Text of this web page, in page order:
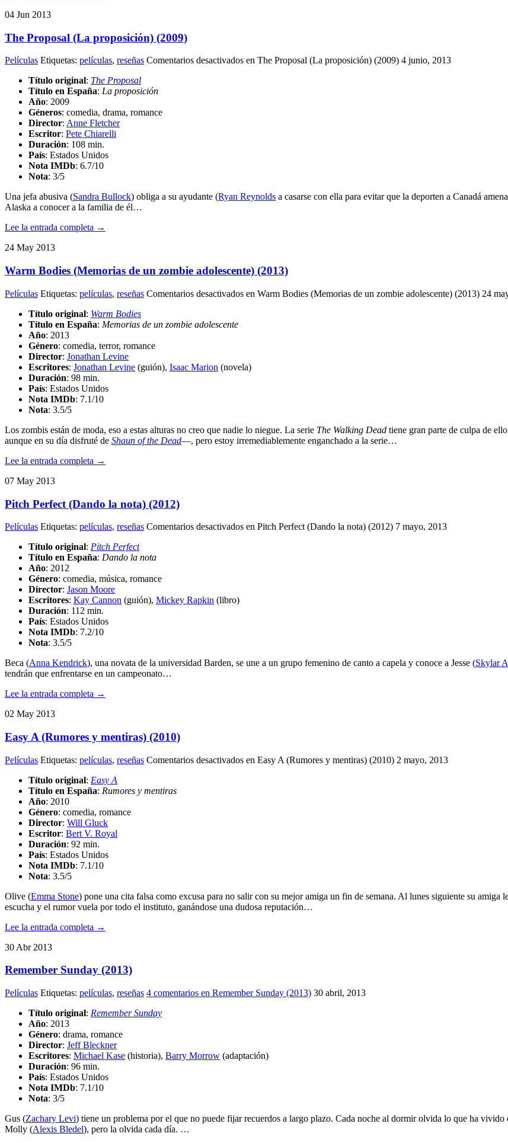
04 Jun 2013
The Proposal (La proposición) (2009)
Películas Etiquetas: películas, reseñas Comentarios desactivados en The Proposal (La proposición) (2009) 4 junio, 2013
Título original: The Proposal
Título en España: La proposición
Año: 2009
Géneros: comedia, drama, romance
Director: Anne Fletcher
Escritor: Pete Chiarelli
Duración: 108 min.
País: Estados Unidos
Nota IMDb: 6.7/10
Nota: 3/5
Una jefa abusiva (Sandra Bullock) obliga a su ayudante (Ryan Reynolds a casarse con ella para evitar que la deporten a Canadá
Alaska a conocer a la familia de él…
Lee la entrada completa →
24 May 2013
Warm Bodies (Memorias de un zombie adolescente) (2013)
Películas Etiquetas: películas, reseñas Comentarios desactivados en Warm Bodies (Memorias de un zombie adolescente) (2013) 24
Título original: Warm Bodies
Título en España: Memorias de un zombie adolescente
Año: 2013
Género: comedia, terror, romance
Director: Jonathan Levine
Escritores: Jonathan Levine (guión), Isaac Marion (novela)
Duración: 98 min.
País: Estados Unidos
Nota IMDb: 7.1/10
Nota: 3.5/5
Los zombis están de moda, eso a estas alturas no creo que nadie lo niegue. La serie The Walking Dead tiene gran parte de culpa de
aunque en su día disfruté de Shaun of the Dead—, pero estoy irremediablemente enganchado a la serie…
Lee la entrada completa →
07 May 2013
Pitch Perfect (Dando la nota) (2012)
Películas Etiquetas: películas, reseñas Comentarios desactivados en Pitch Perfect (Dando la nota) (2012) 7 mayo, 2013
Título original: Pitch Perfect
Título en España: Dando la nota
Año: 2012
Género: comedia, música, romance
Director: Jason Moore
Escritores: Kay Cannon (guión), Mickey Rapkin (libro)
Duración: 112 min.
País: Estados Unidos
Nota IMDb: 7.2/10
Nota: 3.5/5
Beca (Anna Kendrick), una novata de la universidad Barden, se une a un grupo femenino de canto a capela y conoce a Jesse (Skylar
tendrán que enfrentarse en un campeonato…
Lee la entrada completa →
02 May 2013
Easy A (Rumores y mentiras) (2010)
Películas Etiquetas: películas, reseñas Comentarios desactivados en Easy A (Rumores y mentiras) (2010) 2 mayo, 2013
Título original: Easy A
Título en España: Rumores y mentiras
Año: 2010
Género: comedia, romance
Director: Will Gluck
Escritor: Bert V. Royal
Duración: 92 min.
País: Estados Unidos
Nota IMDb: 7.1/10
Nota: 3.5/5
Olive (Emma Stone) pone una cita falsa como excusa para no salir con su mejor amiga un fin de semana. Al lunes siguiente su
escucha y el rumor vuela por todo el instituto, ganándose una dudosa reputación…
Lee la entrada completa →
30 Abr 2013
Remember Sunday (2013)
Películas Etiquetas: películas, reseñas 4 comentarios en Remember Sunday (2013) 30 abril, 2013
Título original: Remember Sunday
Año: 2013
Género: drama, romance
Director: Jeff Bleckner
Escritores: Michael Kase (historia), Barry Morrow (adaptación)
Duración: 96 min.
País: Estados Unidos
Nota IMDb: 7.1/10
Nota: 3/5
Gus (Zachary Levi) tiene un problema por el que no puede fijar recuerdos a largo plazo. Cada noche al dormir olvida lo que ha vivido
Molly (Alexis Bledel), pero la olvida cada día. …